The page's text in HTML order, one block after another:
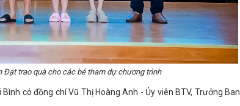
Đạt trao quà cho các bé tham dự chương trình
có đồng chí Vũ Thị Hoàng Anh - Ủy viên BTV, Trưởng Ban